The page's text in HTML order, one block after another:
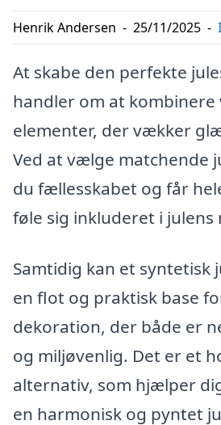
Henrik Andersen - 25/11/2025 -
At skabe den perfekte
handler om at kombinere
elementer, der vækker
Ved at vælge matchende
du fællesskabet og får
føle sig inkluderet i julens
Samtidig kan et syntetisk
en flot og praktisk base
dekoration, der både er
og miljøvenlig. Det er et
alternativ, som hjælper
en harmonisk og pyntet